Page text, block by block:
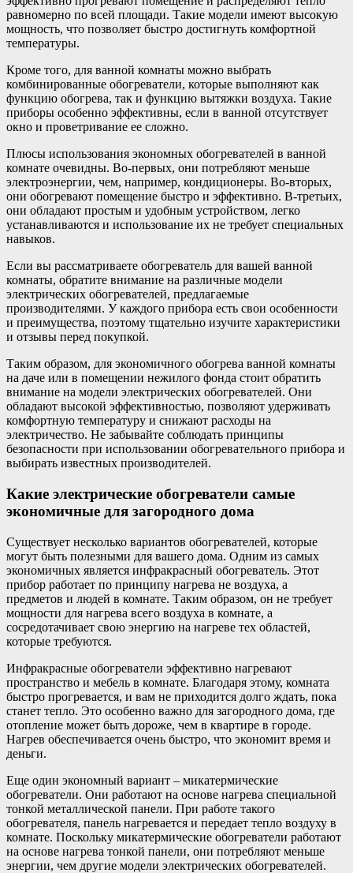
равномерно по всей площади. Такие модели имеют высокую
мощность, что позволяет быстро достигнуть комфортной
температуры.
Кроме того, для ванной комнаты можно выбрать
комбинированные обогреватели, которые выполняют как
функцию обогрева, так и функцию вытяжки воздуха. Такие
приборы особенно эффективны, если в ванной отсутствует
окно и проветривание ее сложно.
Плюсы использования экономных обогревателей в ванной
комнате очевидны. Во-первых, они потребляют меньше
электроэнергии, чем, например, кондиционеры. Во-вторых,
они обогревают помещение быстро и эффективно. В-третьих,
они обладают простым и удобным устройством, легко
устанавливаются и использование их не требует специальных
навыков.
Если вы рассматриваете обогреватель для вашей ванной
комнаты, обратите внимание на различные модели
электрических обогревателей, предлагаемые
производителями. У каждого прибора есть свои особенности
и преимущества, поэтому тщательно изучите характеристики
и отзывы перед покупкой.
Таким образом, для экономичного обогрева ванной комнаты
на даче или в помещении нежилого фонда стоит обратить
внимание на модели электрических обогревателей. Они
обладают высокой эффективностью, позволяют удерживать
комфортную температуру и снижают расходы на
электричество. Не забывайте соблюдать принципы
безопасности при использовании обогревательного прибора и
выбирать известных производителей.
Какие электрические обогреватели самые
экономичные для загородного дома
Существует несколько вариантов обогревателей, которые
могут быть полезными для вашего дома. Одним из самых
экономичных является инфракрасный обогреватель. Этот
прибор работает по принципу нагрева не воздуха, а
предметов и людей в комнате. Таким образом, он не требует
мощности для нагрева всего воздуха в комнате, а
сосредотачивает свою энергию на нагреве тех областей,
которые требуются.
Инфракрасные обогреватели эффективно нагревают
пространство и мебель в комнате. Благодаря этому, комната
быстро прогревается, и вам не приходится долго ждать, пока
станет тепло. Это особенно важно для загородного дома, где
отопление может быть дороже, чем в квартире в городе.
Нагрев обеспечивается очень быстро, что экономит время и
деньги.
Еще один экономный вариант – микатермические
обогреватели. Они работают на основе нагрева специальной
тонкой металлической панели. При работе такого
обогревателя, панель нагревается и передает тепло воздуху в
комнате. Поскольку микатермические обогреватели работают
на основе нагрева тонкой панели, они потребляют меньше
энергии, чем другие модели электрических обогревателей.